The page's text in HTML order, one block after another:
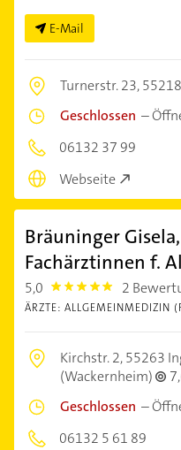
E-Mail
Turnerstr. 23,
Geschlossen –
06132 37 99
Webseite
Bräuninger
Fachärztinnen f.
5,0 5.0 2
ÄRZTE: ALLGEMEINMEDIZIN
Kirchstr. 2,55263
(Wackernheim)
Geschlossen –
06132 5 61 89